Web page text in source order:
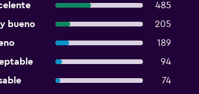
485
bueno
205
189
94
74